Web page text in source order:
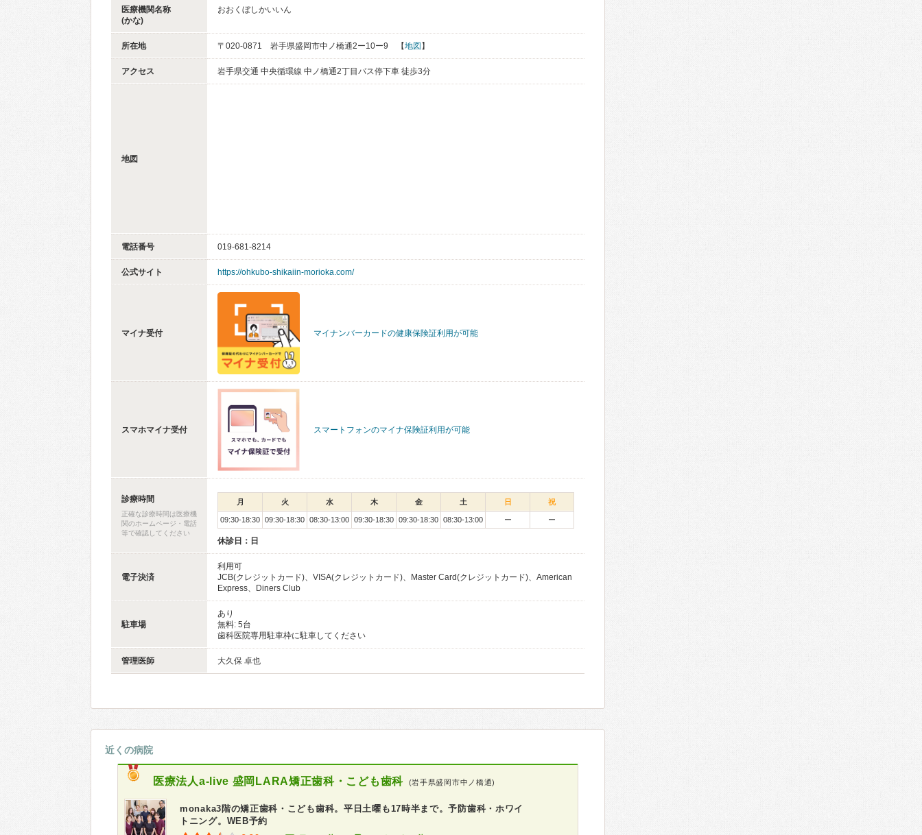
医療機関名称
(かな)
おおくぼしかいいん
所在地 〒020-0871 岩手県盛岡市中ノ橋通2ー10ー9 【地図 】
アクセス 岩手県交通 中央循環線 中ノ橋通2丁目バス停下車 徒歩3分
地図
電話番号 019-681-8214
公式サイト https://ohkubo-shikaiin-morioka.com/
マイナ受付 マイナンバーカードの健康保険証利用が可能
スマホマイナ受付 スマートフォンのマイナ保険証利用が可能
診療時間
正確な診療時間は医療機
関のホームページ・電話
等で確認してください
月 火 水 木 金 土 日 祝
09:30-18:30 09:30-18:30 08:30-13:00 09:30-18:30 09:30-18:30 08:30-13:00 ー ー
休診日：日
電子決済
利用可
JCB(クレジットカード)、VISA(クレジットカード)、Master Card(クレジットカード)、American
Express、Diners Club
駐車場
あり
無料: 5台
歯科医院専用駐車枠に駐車してください
管理医師 大久保 卓也
近くの病院
医療法人a-live 盛岡LARA矯正歯科・こども歯科 (岩手県盛岡市中ノ橋通)
monaka3階の矯正歯科・こども歯科。平日土曜も17時半まで。予防歯科・ホワイ
トニング。WEB予約